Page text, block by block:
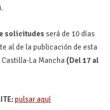
solicitudes será de 10 días
al de la publicación de esta
La Mancha (Del 17 al
pulsar aquí